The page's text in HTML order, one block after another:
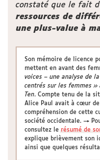
constaté que le fait
ressources de
une plus-value à
Son mémoire de licence
mettent en avant des
voices – une analyse de
centrés sur les femmes »
Ten. Compte tenu de la
Alice Paul avait à cœur
compréhension de cette
société occidentale. →
consultez le résumé de
explique brièvement son
ainsi que quelques